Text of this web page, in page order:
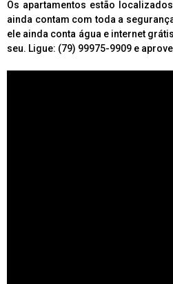
Os apartamentos estão
ainda contam com toda a
ele ainda conta água e internet
seu. Ligue: (79) 99975-9909 e